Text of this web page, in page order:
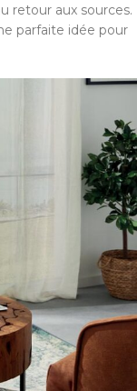
retour aux sources.
parfaite idée pour